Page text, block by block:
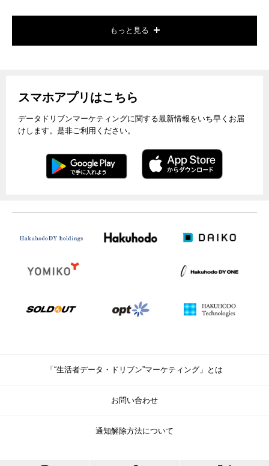
もっと見る
スマホアプリはこちら
データドリブンマーケティングに関する最新情報をいち早くお届
けします。是非ご利用ください。
「“生活者データ・ドリブン”マーケティング」とは
お問い合わせ
通知解除方法について